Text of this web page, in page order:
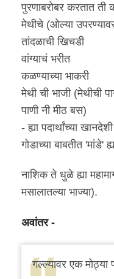
ला
कोथरूड
च्या
विषारी
वडापाव
पुरणाबरोबर करतात ती
मेथीचे (ओल्या
तांदळाची खिचडी
वांग्याचं भरीत
कळण्याच्या भाकरी
मेथी ची भाजी (मेथीची
पाणी नी मीठ बस)
- ह्या पदार्थांच्या
गोडाच्या बाबतीत 'मांडे'
नाशिक ते धुळे ह्या
मसालातल्या भाज्या).
अवांतर -
गल्ल्यावर एक मोठ्या